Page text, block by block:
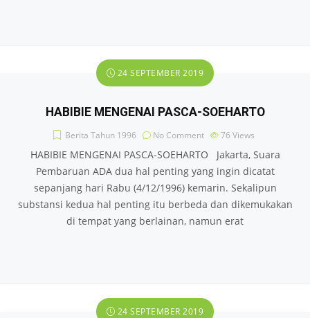
24 SEPTEMBER 2019
HABIBIE MENGENAI PASCA-SOEHARTO
Berita Tahun 1996 No Comment 76 Views
HABIBIE MENGENAI PASCA-SOEHARTO Jakarta, Suara
Pembaruan ADA dua hal penting yang ingin dicatat
sepanjang hari Rabu (4/12/1996) kemarin. Sekalipun
substansi kedua hal penting itu berbeda dan dikemukakan
di tempat yang berlainan, namun erat
24 SEPTEMBER 2019